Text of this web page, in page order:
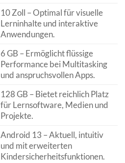
10 Zoll – Optimal für visuelle
Lerninhalte und interaktive
Anwendungen.
6 GB – Ermöglicht flüssige
Performance bei Multitasking
und anspruchsvollen Apps.
128 GB – Bietet reichlich Platz
für Lernsoftware, Medien und
Projekte.
Android 13 – Aktuell, intuitiv
und mit erweiterten
Kindersicherheitsfunktionen.